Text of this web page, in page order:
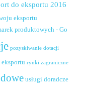
do eksportu 2016
eksportu
produktowych - Go
pozyskiwanie dotacji
rynki zagraniczne
usługi doradcze